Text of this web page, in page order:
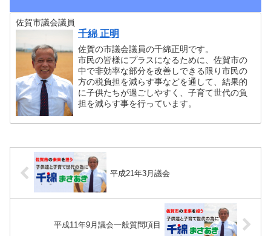
佐賀市議会議員
千綿 正明
佐賀の市議会議員の千綿正明です。
市民の皆様にプラスになるために、佐賀市の
中で非効率な部分を改善しできる限り市民の
方の税負担を減らす事などを通して、結果的
に子供たちが過ごしやすく、子育て世代の負
担を減らす事を行っています。
平成21年3月議会
平成11年9月議会一般質問項目